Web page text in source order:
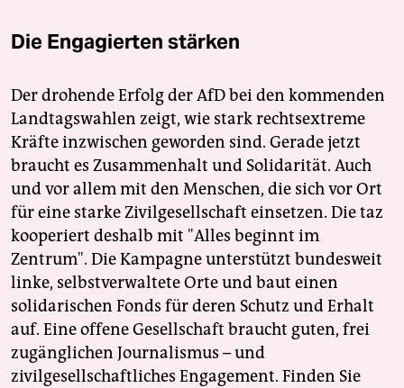
Die Engagierten stärken
Der drohende Erfolg der AfD bei den kommenden
Landtagswahlen zeigt, wie stark rechtsextreme
Kräfte inzwischen geworden sind. Gerade jetzt
braucht es Zusammenhalt und Solidarität. Auch
und vor allem mit den Menschen, die sich vor Ort
für eine starke Zivilgesellschaft einsetzen. Die taz
kooperiert deshalb mit "Alles beginnt im
Zentrum". Die Kampagne unterstützt bundesweit
linke, selbstverwaltete Orte und baut einen
solidarischen Fonds für deren Schutz und Erhalt
auf. Eine offene Gesellschaft braucht guten, frei
zugänglichen Journalismus – und
zivilgesellschaftliches Engagement. Finden Sie